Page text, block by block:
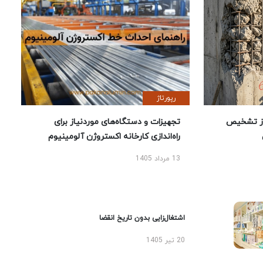
تشخیص
رپورتاژ
تجهیزات و دستگاه‌های موردنیاز برای
راه‌اندازی کارخانه اکستروژن آلومینیوم
13 مرداد 1405
اشتغال‌زایی بدون تاریخ انقضا
20 تیر 1405